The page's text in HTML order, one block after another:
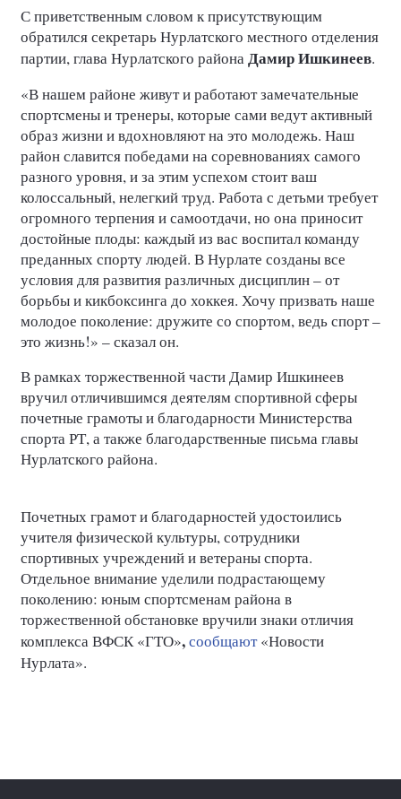
С приветственным словом к присутствующим
обратился секретарь Нурлатского местного отделения
партии, глава Нурлатского районаДамир Ишкинеев.
«В нашем районе живут и работают замечательные
спортсмены и тренеры, которые сами ведут активный
образ жизни и вдохновляют на это молодежь. Наш
район славится победами на соревнованиях самого
разного уровня, и за этим успехом стоит ваш
колоссальный, нелегкий труд. Работа с детьми требует
огромного терпения и самоотдачи, но она приносит
достойные плоды: каждый из вас воспитал команду
преданных спорту людей. В Нурлате созданы все
условия для развития различных дисциплин – от
борьбы и кикбоксинга до хоккея. Хочу призвать наше
молодое поколение: дружите со спортом, ведь спорт –
это жизнь!» – сказал он.
В рамках торжественной части Дамир Ишкинеев
вручил отличившимся деятелям спортивной сферы
почетные грамоты и благодарности Министерства
спорта РТ, а также благодарственные письма главы
Нурлатского района.
Почетных грамот и благодарностей удостоились
учителя физической культуры, сотрудники
спортивных учреждений и ветераны спорта.
Отдельное внимание уделили подрастающему
поколению: юным спортсменам района в
торжественной обстановке вручили знаки отличия
комплексаВФСК «ГТО»,сообщают«Новости
Нурлата».